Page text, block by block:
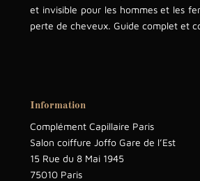
et invisible pour les hommes et les
perte de cheveux. Guide complet et
Information
Complément Capillaire Paris
Salon coiffure Joffo Gare de l’Est
15 Rue du 8 Mai 1945
75010 Paris